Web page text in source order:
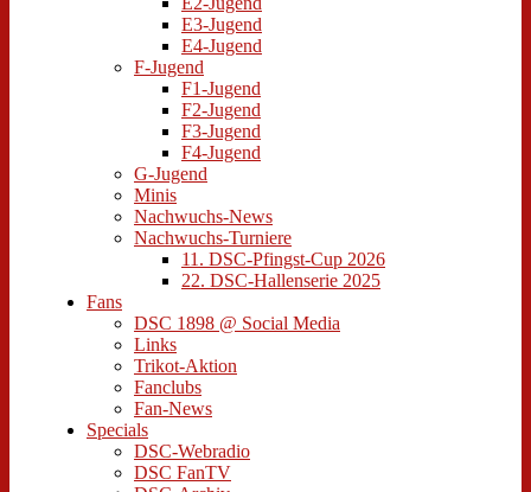
E3-Jugend
E4-Jugend
F-Jugend
F1-Jugend
F2-Jugend
F3-Jugend
F4-Jugend
G-Jugend
Minis
Nachwuchs-News
Nachwuchs-Turniere
11. DSC-Pfingst-Cup 2026
22. DSC-Hallenserie 2025
Fans
DSC 1898 @ Social Media
Links
Trikot-Aktion
Fanclubs
Fan-News
Specials
DSC-Webradio
DSC FanTV